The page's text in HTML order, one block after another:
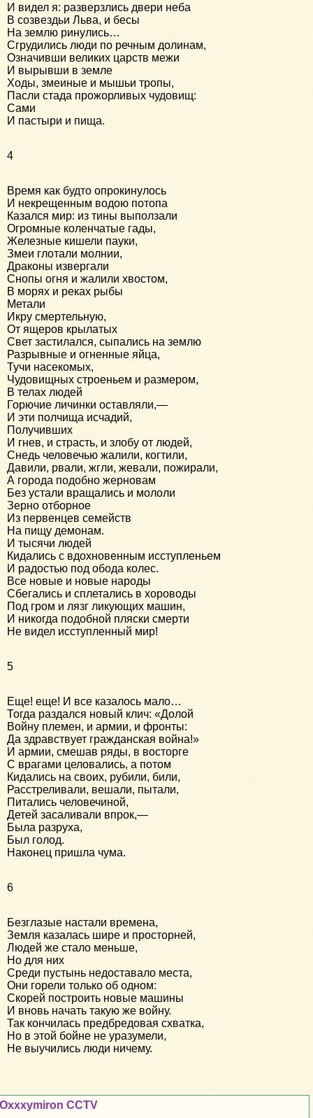
И видел я: разверзлись двери неба
В созвездьи Льва, и бесы
На землю ринулись…
Сгрудились люди по речным долинам,
Означивши великих царств межи
И вырывши в земле
Ходы, змеиные и мышьи тропы,
Пасли стада прожорливых чудовищ:
Сами
И пастыри и пища.
4
Время как будто опрокинулось
И некрещенным водою потопа
Казался мир: из тины выползали
Огромные коленчатые гады,
Железные кишели пауки,
Змеи глотали молнии,
Драконы извергали
Снопы огня и жалили хвостом,
В морях и реках рыбы
Метали
Икру смертельную,
От ящеров крылатых
Свет застилался, сыпались на землю
Разрывные и огненные яйца,
Тучи насекомых,
Чудовищных строеньем и размером,
В телах людей
Горючие личинки оставляли,—
И эти полчища исчадий,
Получивших
И гнев, и страсть, и злобу от людей,
Снедь человечью жалили, когтили,
Давили, рвали, жгли, жевали, пожирали,
А города подобно жерновам
Без устали вращались и мололи
Зерно отборное
Из первенцев семейств
На пищу демонам.
И тысячи людей
Кидались с вдохновенным исступленьем
И радостью под обода колес.
Все новые и новые народы
Сбегались и сплетались в хороводы
Под гром и лязг ликующих машин,
И никогда подобной пляски смерти
Не видел исступленный мир!
5
Еще! еще! И все казалось мало…
Тогда раздался новый клич: «Долой
Войну племен, и армии, и фронты:
Да здравствует гражданская война!»
И армии, смешав ряды, в восторге
С врагами целовались, а потом
Кидались на своих, рубили, били,
Расстреливали, вешали, пытали,
Питались человечиной,
Детей засаливали впрок,—
Была разруха,
Был голод.
Наконец пришла чума.
6
Безглазые настали времена,
Земля казалась шире и просторней,
Людей же стало меньше,
Но для них
Среди пустынь недоставало места,
Они горели только об одном:
Скорей построить новые машины
И вновь начать такую же войну.
Так кончилась предбредовая схватка,
Но в этой бойне не уразумели,
Не выучились люди ничему.
Oxxxymiron CCTV